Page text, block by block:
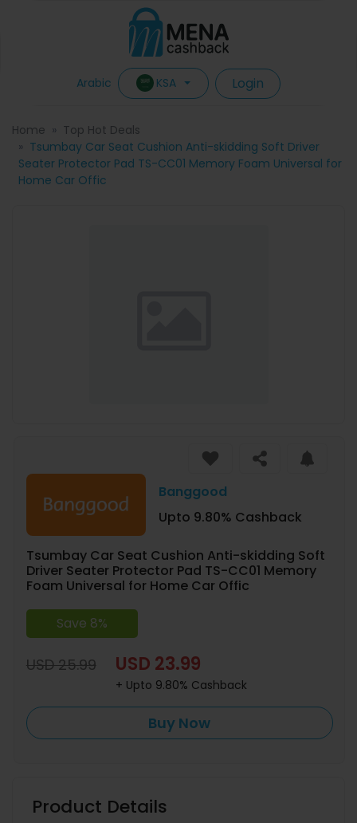
Arabic KSA Login
Home
Top Hot Deals
Tsumbay Car Seat Cushion Anti-skidding Soft Driver
Seater Protector Pad TS-CC01 Memory Foam Universal for
Home Car Offic
Banggood
Upto 9.80% Cashback
Tsumbay Car Seat Cushion Anti-skidding Soft
Driver Seater Protector Pad TS-CC01 Memory
Foam Universal for Home Car Offic
Save 8%
USD 25.99 USD 23.99
+ Upto 9.80% Cashback
Buy Now
Product Details